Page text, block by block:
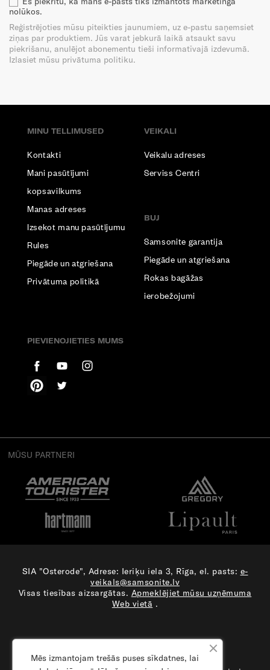
nolūkos.
Reģistrējoties mūsu piteikties jaunumiem, uz e-pastu saņemsiet
ziņas par produktiem. Jūs varat jebkurā laikā atsaukt savu
piekrišanu, anulējot abonementu tieši informatīvajā izdevumā.
Izlasiet mūsu privātuma politiku.
MINU TELLIMUSED
Kontakti
Mani pasūtījumi
kopsavilkums
Manas adreses
Izsekot manu pasūtījumu
Rules
Piegāde un atgriešana
Privātuma politikā
VEIKALI
Veikalu adreses
Serviss Centri
BUJ
Samsonite garantija
Piegāde un atgriešana
Rokas bagāžas
ierobežojumi
PIEVIENOJIETIES MUMS
MŪSU PARTNERI
SIA "Osterode", Adrese: Ieriķu iela 3, Rīga, el. pasts: e-
veikals@samsonite.lv
Visas tiesības aizsargātas. Apmeklējiet mūsu uzņēmuma
Web vietā .
Mēs izmantojam trešās puses sīkdatnes, lai